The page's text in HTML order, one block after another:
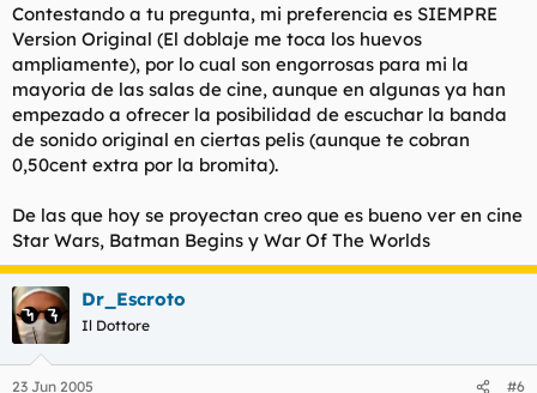
Contestando a tu pregunta, mi preferencia es SIEMPRE
Version Original (El doblaje me toca los huevos
ampliamente), por lo cual son engorrosas para mi la
mayoria de las salas de cine, aunque en algunas ya han
empezado a ofrecer la posibilidad de escuchar la banda
de sonido original en ciertas pelis (aunque te cobran
0,50cent extra por la bromita).
De las que hoy se proyectan creo que es bueno ver en cine
Star Wars, Batman Begins y War Of The Worlds
Dr_Escroto
Il Dottore
23 Jun 2005 #6